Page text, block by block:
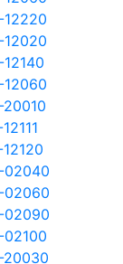
12220
12020
12060
02040
02060
02090
02100
20030